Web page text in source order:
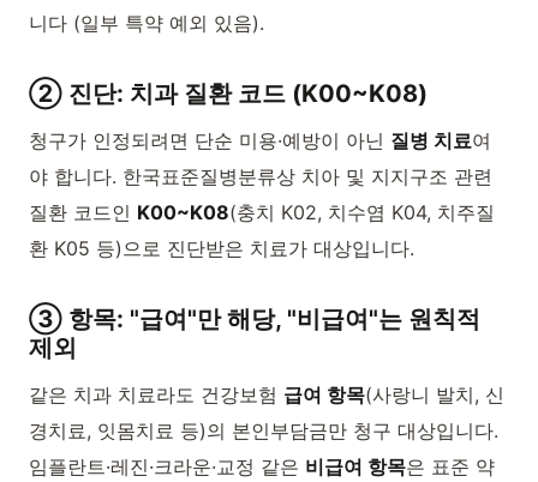
니다 (일부 특약 예외 있음).
② 진단: 치과 질환 코드 (K00~K08)
청구가 인정되려면 단순 미용·예방이 아닌 질병 치료여
야 합니다. 한국표준질병분류상 치아 및 지지구조 관련
질환 코드인 K00~K08(충치 K02, 치수염 K04, 치주질
환 K05 등)으로 진단받은 치료가 대상입니다.
③ 항목: "급여"만 해당, "비급여"는 원칙적
제외
같은 치과 치료라도 건강보험 급여 항목(사랑니 발치, 신
경치료, 잇몸치료 등)의 본인부담금만 청구 대상입니다.
임플란트·레진·크라운·교정 같은 비급여 항목은 표준 약